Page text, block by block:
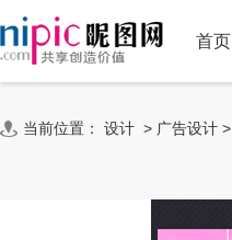
首页
当前位置： 设计 > 广告设计 >